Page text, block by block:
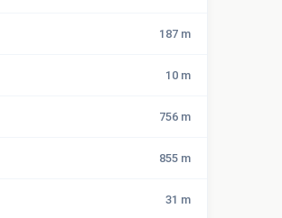
187 m
10 m
756 m
855 m
31 m